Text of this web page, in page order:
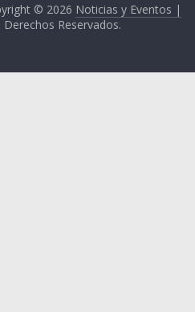
© 2026 Noticias y Eventos |
. Derechos Reservados.